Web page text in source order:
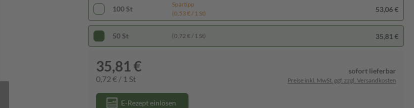
100 St
Spartipp
(0,53 € / 1 St)
53,06 €
50 St (0,72 € / 1 St) 35,81 €
35,81 €
0,72 € / 1 St
sofort lieferbar
Preise inkl. MwSt. ggf. zzgl. Versandkosten
E-Rezept einlösen